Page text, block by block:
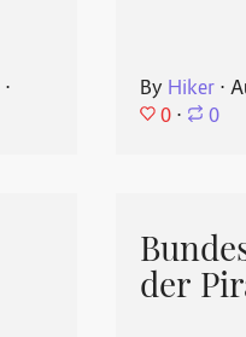
⋅ By Hiker⋅
0 ⋅ 0
der